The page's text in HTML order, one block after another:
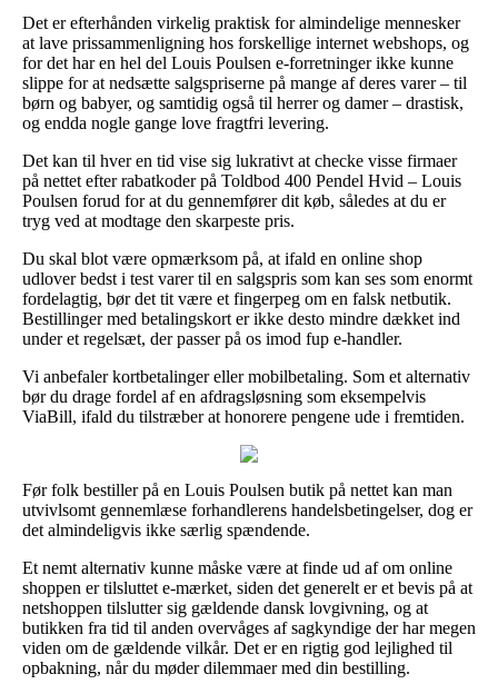
Det er efterhånden virkelig praktisk for almindelige mennesker
at lave prissammenligning hos forskellige internet webshops, og
for det har en hel del Louis Poulsen e-forretninger ikke kunne
slippe for at nedsætte salgspriserne på mange af deres varer – til
børn og babyer, og samtidig også til herrer og damer – drastisk,
og endda nogle gange love fragtfri levering.
Det kan til hver en tid vise sig lukrativt at checke visse firmaer
på nettet efter rabatkoder på Toldbod 400 Pendel Hvid – Louis
Poulsen forud for at du gennemfører dit køb, således at du er
tryg ved at modtage den skarpeste pris.
Du skal blot være opmærksom på, at ifald en online shop
udlover bedst i test varer til en salgspris som kan ses som enormt
fordelagtig, bør det tit være et fingerpeg om en falsk netbutik.
Bestillinger med betalingskort er ikke desto mindre dækket ind
under et regelsæt, der passer på os imod fup e-handler.
Vi anbefaler kortbetalinger eller mobilbetaling. Som et alternativ
bør du drage fordel af en afdragsløsning som eksempelvis
ViaBill, ifald du tilstræber at honorere pengene ude i fremtiden.
Før folk bestiller på en Louis Poulsen butik på nettet kan man
utvivlsomt gennemlæse forhandlerens handelsbetingelser, dog er
det almindeligvis ikke særlig spændende.
Et nemt alternativ kunne måske være at finde ud af om online
shoppen er tilsluttet e-mærket, siden det generelt er et bevis på at
netshoppen tilslutter sig gældende dansk lovgivning, og at
butikken fra tid til anden overvåges af sagkyndige der har megen
viden om de gældende vilkår. Det er en rigtig god lejlighed til
opbakning, når du møder dilemmaer med din bestilling.